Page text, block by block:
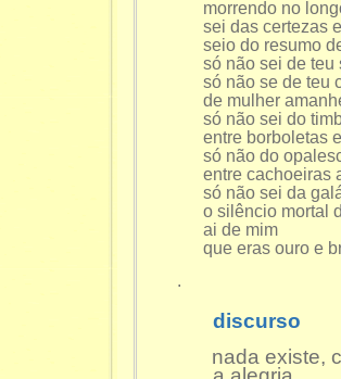
morrendo no longo
sei das certezas e
seio do resumo de
só não sei de teu
só não se de teu
de mulher
só não sei do
entre borboletas e
só não do
entre cachoeiras
só não sei da
o silêncio mortal de
ai de mim
que eras ouro e
.
discurso
nada existe,